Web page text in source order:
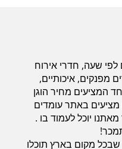
שעה, חדרי אירוח
מפנקים, איכותיים,
המציעים מחיר הוגן
באתר עומדים
יוכל לעמוד בו .
מקום בארץ תוכלו